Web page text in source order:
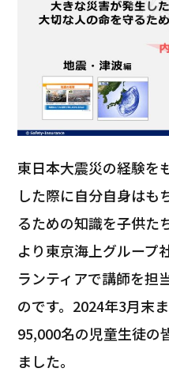
東日本大震災の経験を
した際に自分自身はも
るための知識を子供た
より東京海上グループ
ランティアで講師を担
のです。2024年3月末
95,000名の児童生徒の
ました。